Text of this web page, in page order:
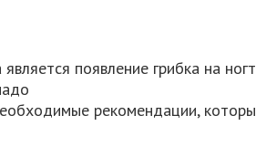
появление грибка на
рекомендации,